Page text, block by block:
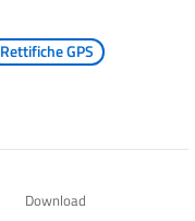
Rettifiche GPS
Download